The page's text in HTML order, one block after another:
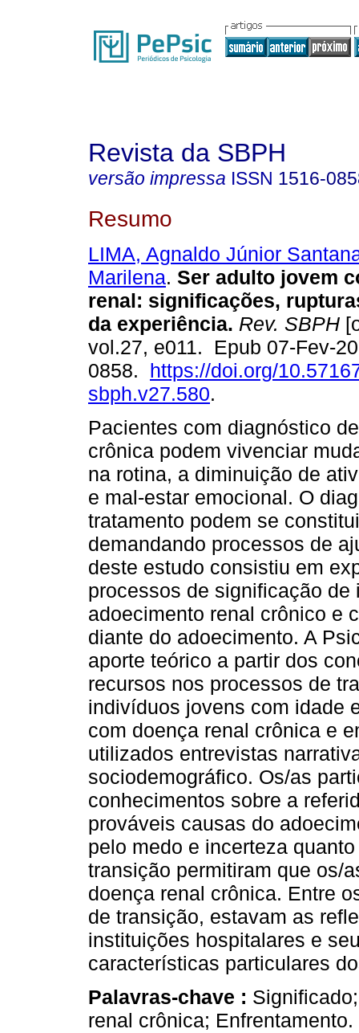
Revista da SBPH
versão impressa ISSN 1516-
Resumo
LIMA, Agnaldo Júnior
Marilena. Ser adulto jovem
renal: significações,
da experiência. Rev. SBPH
vol.27, e011. Epub 07-Fev-
0858. https://doi.org/
sbph.v27.580.
Pacientes com diagnóstico
crônica podem vivenciar
na rotina, a diminuição de
e mal-estar emocional. O
tratamento podem se
demandando processos de
deste estudo consistiu em
processos de significação
adoecimento renal crônico e
diante do adoecimento. A
aporte teórico a partir dos
recursos nos processos de
indivíduos jovens com idade
com doença renal crônica e
utilizados entrevistas
sociodemográfico. Os/as
conhecimentos sobre a
prováveis causas do
pelo medo e incerteza
transição permitiram que os/
doença renal crônica. Entre
de transição, estavam as
instituições hospitalares e
características particulares
Palavras-chave :
renal crônica; Enfrentamento.